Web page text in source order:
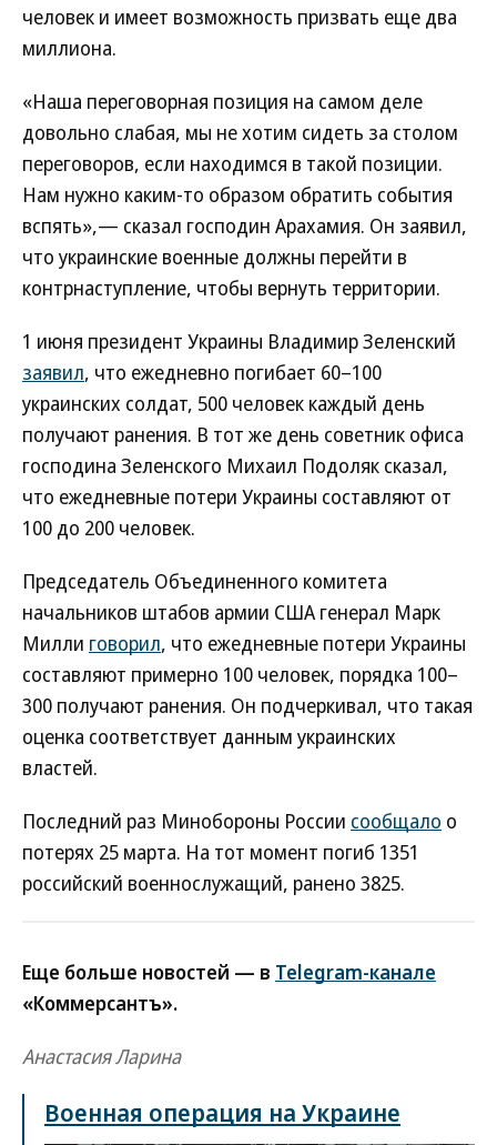
человек и имеет возможность призвать еще два
миллиона.
«Наша переговорная позиция на самом деле
довольно слабая, мы не хотим сидеть за столом
переговоров, если находимся в такой позиции.
Нам нужно каким-то образом обратить события
вспять»,— сказал господин Арахамия. Он заявил,
что украинские военные должны перейти в
контрнаступление, чтобы вернуть территории.
1 июня президент Украины Владимир Зеленский
заявил, что ежедневно погибает 60–100
украинских солдат, 500 человек каждый день
получают ранения. В тот же день советник офиса
господина Зеленского Михаил Подоляк сказал,
что ежедневные потери Украины составляют от
100 до 200 человек.
Председатель Объединенного комитета
начальников штабов армии США генерал Марк
Милли говорил, что ежедневные потери Украины
составляют примерно 100 человек, порядка 100–
300 получают ранения. Он подчеркивал, что такая
оценка соответствует данным украинских
властей.
Последний раз Минобороны России сообщало о
потерях 25 марта. На тот момент погиб 1351
российский военнослужащий, ранено 3825.
Еще больше новостей — в Telegram-канале
«Коммерсантъ».
Анастасия Ларина
Военная операция на Украине